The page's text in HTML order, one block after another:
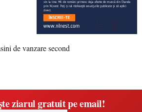
ziarul gratuit pe email!